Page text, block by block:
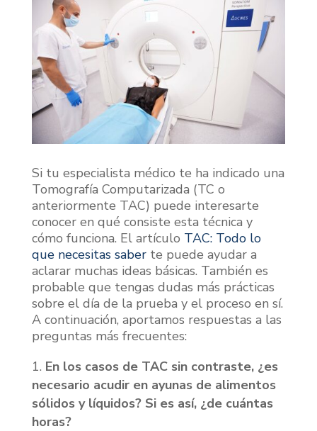
Si tu especialista médico te ha indicado una
Tomografía Computarizada (TC o
anteriormente TAC) puede interesarte
conocer en qué consiste esta técnica y
cómo funciona. El artículo TAC: Todo lo
que necesitas saberte puede ayudar a
aclarar muchas ideas básicas. También es
probable que tengas dudas más prácticas
sobre el día de la prueba y el proceso en sí.
A continuación, aportamos respuestas a las
preguntas más frecuentes:
En los casos de TAC sin contraste, ¿es
necesario acudir en ayunas de alimentos
sólidos y líquidos? Si es así, ¿de cuántas
horas?